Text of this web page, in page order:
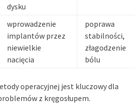
dysku
wprowadzenie
implantów przez
niewielkie
nacięcia
poprawa
stabilności,
złagodzenie
bólu
operacyjnej jest kluczowy dla
z kręgosłupem.